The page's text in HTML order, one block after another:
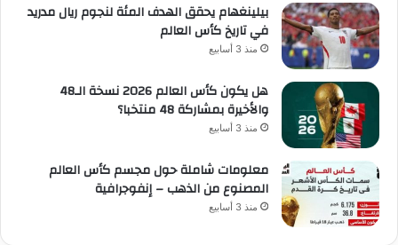
بيلينغهام يحقق الهدف المئة لنجوم ريال مدريد
في تاريخ كأس العالم
منذ 3 أسابيع
هل يكون كأس العالم 2026 نسخة الـ48
والأخيرة بمشاركة 48 منتخبا؟
منذ 3 أسابيع
معلومات شاملة حول مجسم كأس العالم
المصنوع من الذهب – إنفوجرافية
منذ 3 أسابيع